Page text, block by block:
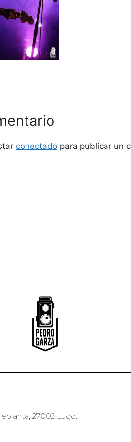
conectado para publicar un
27002 Lugo.